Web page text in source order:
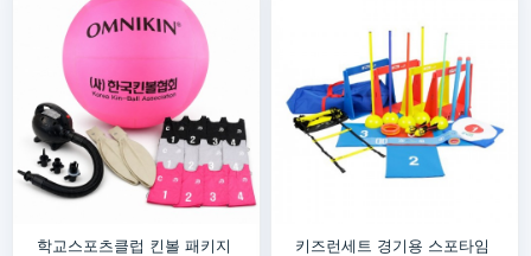
학교스포츠클럽 킨볼 패키지
키즈런세트 경기용 스포타임